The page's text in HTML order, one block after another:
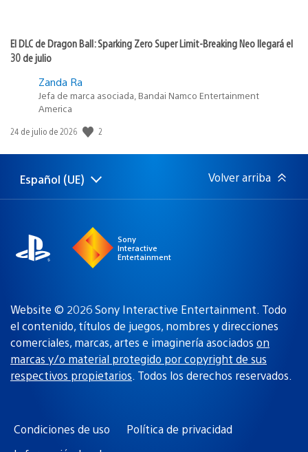
El DLC de Dragon Ball: Sparking Zero Super Limit-Breaking Neo llegará el
30 de julio
Zanda Ra
Jefa de marca asociada, Bandai Namco Entertainment
America
Fecha
publicación:
24 de julio de 2026 2
Selecciona
Región
Español (UE) Volver arriba
Sony
Interactive
Entertainment
Website © 2026 Sony Interactive Entertainment. Todo
el contenido, títulos de juegos, nombres y direcciones
comerciales, marcas, artes e imaginería asociados on
marcas y/o material protegido por copyright de sus
respectivos propietarios. Todos los derechos reservados.
Condiciones de uso
Política de privacidad